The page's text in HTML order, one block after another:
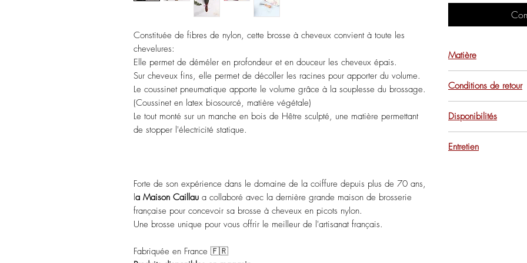
Constituée de fibres de nylon, cette brosse à cheveux convient à toute les
chevelures:
Elle permet de déméler en profondeur et en douceur les cheveux épais.
Sur cheveux fins, elle permet de décoller les racines pour apporter du volume.
Le coussinet pneumatique apporte le volume grâce à la souplesse du brossage.
(Coussinet en latex biosourcé, matière végétale)
Le tout monté sur un manche en bois de Hêtre sculpté, une matière permettant
de stopper l'électricité statique.
Forte de son expérience dans le domaine de la coiffure depuis plus de 70 ans,
la Maison Caillau a collaboré avec la dernière grande maison de brosserie
française pour concevoir sa brosse à cheveux en picots nylon.
Une brosse unique pour vous offrir le meilleur de l'artisanat français.
Fabriquée en France 🇫🇷
Matière
Manche en bois de
Conditions de retour
ne sont, ni repris ni
Disponibilités
Retrouvez cet article
Entretien